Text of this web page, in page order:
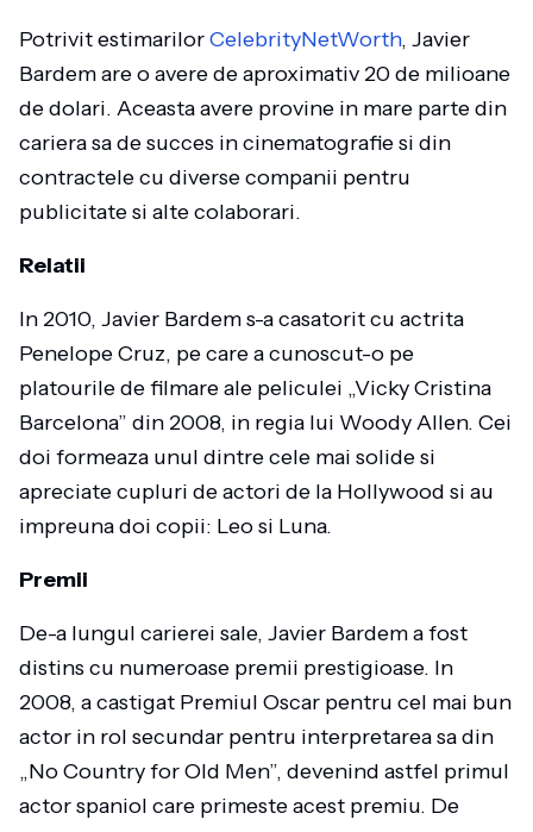
Potrivit estimarilorCelebrityNetWorth, Javier
Bardem are o avere de aproximativ 20 de milioane
de dolari. Aceasta avere provine in mare parte din
cariera sa de succes in cinematografie si din
contractele cu diverse companii pentru
publicitate si alte colaborari.
Relatii
In 2010, Javier Bardem s-a casatorit cu actrita
Penelope Cruz, pe care a cunoscut-o pe
platourile de filmare ale peliculei „Vicky Cristina
Barcelona” din 2008, in regia lui Woody Allen. Cei
doi formeaza unul dintre cele mai solide si
apreciate cupluri de actori de la Hollywood si au
impreuna doi copii: Leo si Luna.
Premii
De-a lungul carierei sale, Javier Bardem a fost
distins cu numeroase premii prestigioase. In
2008, a castigat Premiul Oscar pentru cel mai bun
actor in rol secundar pentru interpretarea sa din
„No Country for Old Men”, devenind astfel primul
actor spaniol care primeste acest premiu. De